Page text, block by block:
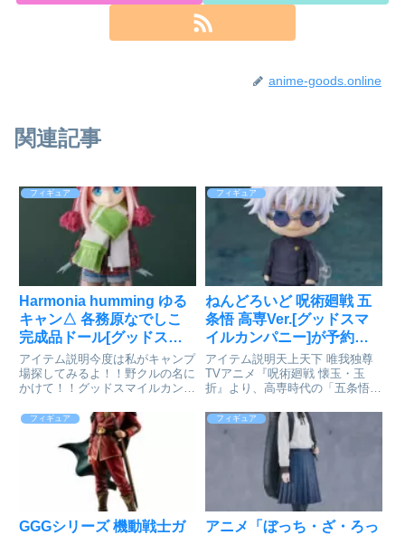
anime-goods.online
関連記事
フィギュア
Harmonia humming ゆる
キャン△ 各務原なでしこ
完成品ドール[グッドスマ
イルカンパニー]が好評発
売中
アイテム説明今度は私がキャンプ
場探してみるよ！！野クルの名に
かけて！！グッドスマイルカンパ
「Harmonia humming(ハルモニア
ハミング)」にTVアニメーション
「ゆるキャン△」から「各務原な
でしこ」のドールが登...
フィギュア
ねんどろいど 呪術廻戦 五
条悟 高専Ver.[グッドスマ
イルカンパニー]が予約受
付開始
アイテム説明天上天下 唯我独尊
TVアニメ『呪術廻戦 懐玉・玉
折』より、高専時代の「五条悟」
ツ：「キメ顔」「煽り顔」「生意
気顔」「拗ね顔」●オプションパ
ーツ：「サングラス」「コーレー
グース」「携帯電話」ほか※「ね
フィギュア
GGGシリーズ 機動戦士ガ
フィギュア
アニメ「ぼっち・ざ・ろっ